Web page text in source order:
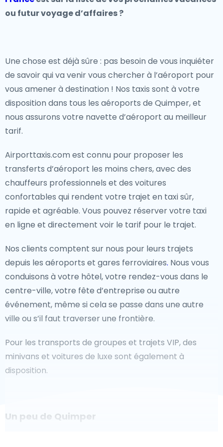
ou futur voyage d’affaires ?
Une chose est déjà sûre : pas besoin de vous inquiéter
de savoir qui va venir vous chercher à l’aéroport pour
vous amener à destination ! Nos taxis sont à votre
disposition dans tous les aéroports de Quimper, et
nous assurons votre navette d’aéroport au meilleur
tarif.
Airporttaxis.com est connu pour proposer les
transferts d’aéroport les moins chers, avec des
chauffeurs professionnels et des voitures
confortables qui rendent votre trajet en taxi sûr,
rapide et agréable. Vous pouvez réserver votre taxi
en ligne et directement voir le tarif pour le trajet.
Nos clients comptent sur nous pour leurs trajets
depuis les aéroports et gares ferroviaires. Nous vous
conduisons à votre hôtel, votre rendez-vous dans le
centre-ville, votre fête d’entreprise ou autre
événement, même si cela se passe dans une autre
ville ou s’il faut traverser une frontière.
Pour les transports de groupes et trajets VIP, des
minivans et voitures de luxe sont également à
disposition.
Un peu de Quimper